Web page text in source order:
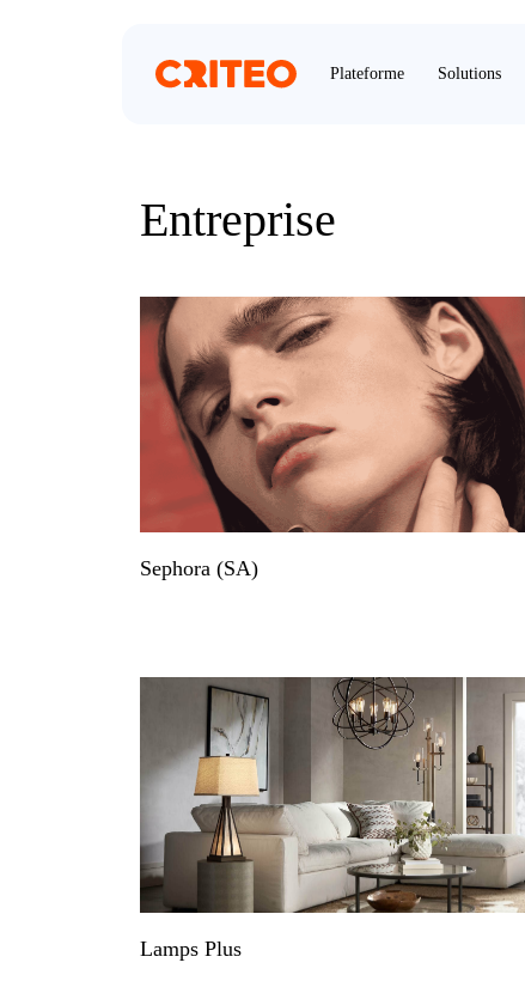
Plateforme Solutions
Entreprise
Sephora (SA)
Lamps Plus